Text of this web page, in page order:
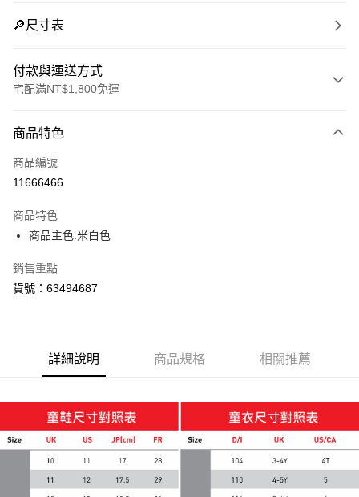
🔎尺寸表
付款與運送方式
宅配滿NT$1,800免運
信用卡一次付款
LINE Pay
街口支付
悠遊付
Google Pay
宅配(離島恕不配送)
每筆NT$150，滿NT$1,800(含以上)免運費
商品特色
商品編號
11666466
商品特色
商品主色:米白色
銷售重點
貨號：63494687
詳細說明 商品規格 相關推薦